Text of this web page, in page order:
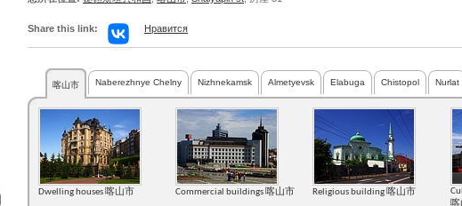
Share this link: Нравится
喀山市 Naberezhnye Chelny Nizhnekamsk Almetyevsk Elabuga Chistopol Nurlat
Dwelling houses 喀山市 Commercial buildings 喀山市 Religious building 喀山市
喀